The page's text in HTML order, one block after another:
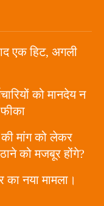
एक हिट, अगली
को मानदेय न
की मांग को लेकर
को मजबूर होंगे?
का नया मामला।